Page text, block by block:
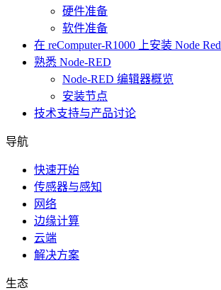
硬件准备
软件准备
在 reComputer-R1000 上安装 Node Red
熟悉 Node-RED
Node-RED 编辑器概览
安装节点
技术支持与产品讨论
导航
快速开始
传感器与感知
网络
边缘计算
云端
解决方案
生态